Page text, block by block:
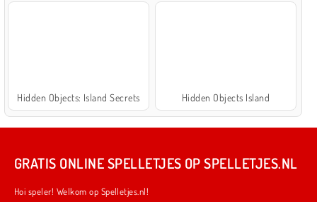
Hidden Objects: Island Secrets Hidden Objects Island
GRATIS ONLINE SPELLETJES OP SPELLETJES.NL
Hoi speler! Welkom op Spelletjes.nl!